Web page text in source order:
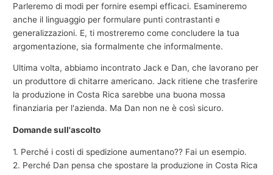
Parleremo di modi per fornire esempi efficaci. Esamineremo
anche il linguaggio per formulare punti contrastanti e
generalizzazioni. E, ti mostreremo come concludere la tua
argomentazione, sia formalmente che informalmente.
Ultima volta, abbiamo incontrato Jack e Dan, che lavorano per
un produttore di chitarre americano. Jack ritiene che trasferire
la produzione in Costa Rica sarebbe una buona mossa
finanziaria per l'azienda. Ma Dan non ne è così sicuro.
Domande sull'ascolto
1. Perché i costi di spedizione aumentano?? Fai un esempio.
2. Perché Dan pensa che spostare la produzione in Costa Rica